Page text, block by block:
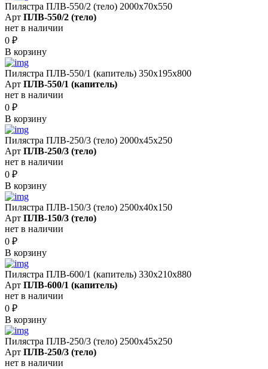
Пилястра ПЛВ-550/2 (тело) 2000х70х550
Арт ПЛВ-550/2 (тело)
нет в наличии
0 ₽
В корзину
Пилястра ПЛВ-550/1 (капитель) 350х195х800
Арт ПЛВ-550/1 (капитель)
нет в наличии
0 ₽
В корзину
Пилястра ПЛВ-250/3 (тело) 2000х45х250
Арт ПЛВ-250/3 (тело)
нет в наличии
0 ₽
В корзину
Пилястра ПЛВ-150/3 (тело) 2500х40х150
Арт ПЛВ-150/3 (тело)
нет в наличии
0 ₽
В корзину
Пилястра ПЛВ-600/1 (капитель) 330х210х880
Арт ПЛВ-600/1 (капитель)
нет в наличии
0 ₽
В корзину
Пилястра ПЛВ-250/3 (тело) 2500х45х250
Арт ПЛВ-250/3 (тело)
нет в наличии